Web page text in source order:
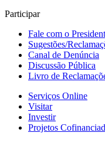
Participar
Fale com o
Sugestões/
Canal de Denúncia
Discussão Pública
Livro de
Serviços Online
Visitar
Investir
Projetos